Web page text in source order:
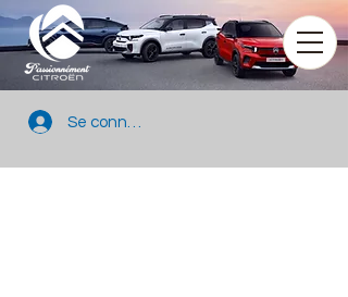
Se connecter